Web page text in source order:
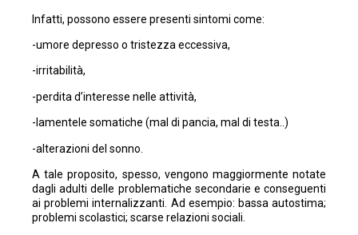
Infatti, possono essere presenti sintomi come:
-umore depresso o tristezza eccessiva,
-irritabilità,
-perdita d’interesse nelle attività,
-lamentele somatiche (mal di pancia, mal di testa..)
-alterazioni del sonno.
A tale proposito, spesso, vengono maggiormente notate
dagli adulti delle problematiche secondarie e conseguenti
ai problemi internalizzanti. Ad esempio: bassa autostima;
problemi scolastici; scarse relazioni sociali.